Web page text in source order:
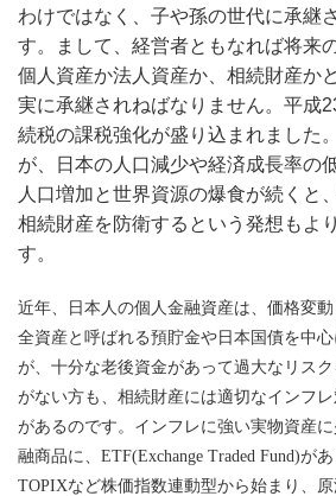
わけではなく、子や孫の世代に承継
す。まして、経営者ともなれば将来
個人資産か法人資産か、相続財産か
実に承継されねばなりません。平成
続税の課税強化が盛り込まれました
が、日本の人口減少や経済成長率の
人口増加と世界資源の爆食が続くと
相続財産を防衛するという発想もよ
す。
近年、日本人の個人金融資産は、価格変
全資産と呼ばれる預貯金や日本国債を中
が、十分な老後資金があって過大なリス
がない方も、相続財産には適切なインフ
があるのです。 インフレに強い実物資産
融商品に、 ETF(Exchange Traded Fund)が
TOPIXなど株価指数連動型から始まり、